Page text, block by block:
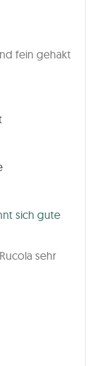
fein gehakt
sich gute
sehr